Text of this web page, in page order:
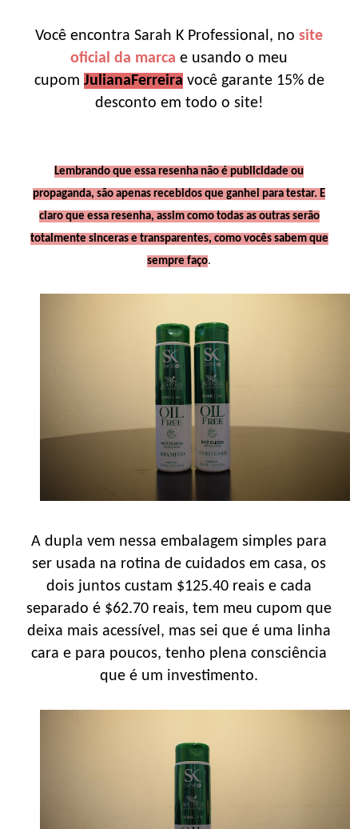
Você encontra Sarah K Professional, no site
oficial da marca e usando o meu
cupom JulianaFerreira você garante 15% de
desconto em todo o site!
Lembrando que essa resenha não é publicidade ou
propaganda, são apenas recebidos que ganhei para testar. E
claro que essa resenha, assim como todas as outras serão
totalmente sinceras e transparentes, como vocês sabem que
sempre faço.
A dupla vem nessa embalagem simples para
ser usada na rotina de cuidados em casa, os
dois juntos custam $125.40 reais e cada
separado é $62.70 reais, tem meu cupom que
deixa mais acessível, mas sei que é uma linha
cara e para poucos, tenho plena consciência
que é um investimento.